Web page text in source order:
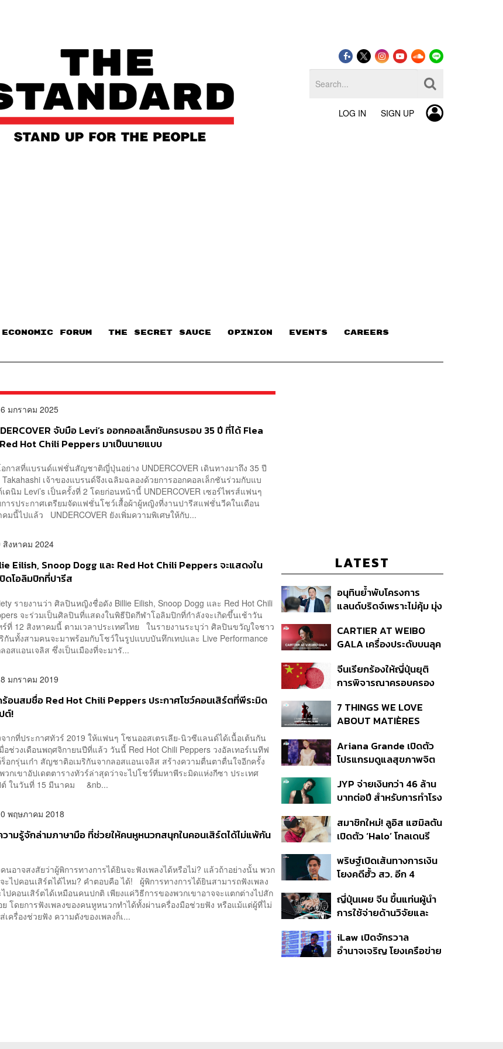
LOG IN SIGN UP
ECONOMIC FORUM THE SECRET SAUCE​ OPINION EVENTS CAREERS
มกราคม 2025
จับมือ Levi’s ออกคอลเล็กชันครบรอบ 35 ปี ที่ได้ Flea
Hot Chili Peppers มาเป็นนายแบบ
กาสที่แบรนด์แฟชั่นสัญชาติญี่ปุ่นอย่าง UNDERCOVER เดินทางมาถึง 35 ปี
Takahashi เจ้าของแบรนด์จึงเฉลิมฉลองด้วยการออกคอลเล็กชันร่วมกับแบ
ดนิม Levi’s เป็นครั้งที่ 2 โดยก่อนหน้านี้ UNDERCOVER เซอร์ไพรส์แฟนๆ
ารประกาศเตรียมจัดแฟชั่นโชว์เสื้อผ้าผู้หญิงที่งานปารีสแฟชั่นวีคในเดือน
มนี้ไปแล้ว UNDERCOVER ยังเพิ่มความพิเศษให้กับ...
สิงหาคม 2024
Eilish, Snoop Dogg และ Red Hot Chili Peppers จะแสดงใน
ดโอลิมปิกที่ปารีส
รายงานว่า ศิลปินหญิงชื่อดัง Billie Eilish, Snoop Dogg และ Red Hot Chili
จะร่วมเป็นศิลปินที่แสดงในพิธีปิดกีฬาโอลิมปิกที่กำลังจะเกิดขึ้นเช้าวัน
ที่ 12 สิงหาคมนี้ ตามเวลาประเทศไทย ในรายงานระบุว่า ศิลปินขวัญใจชาว
กันทั้งสามคนจะมาพร้อมกับโชว์ในรูปแบบบันทึกเทปและ Live Performance
อสแอนเจลิส ซึ่งเป็นเมืองที่จะมารั...
มกราคม 2019
ร้อนสมชื่อ Red Hot Chili Peppers ประกาศโชว์คอนเสิร์ตที่พีระมิด
ต์!
ากที่ประกาศทัวร์ 2019 ให้แฟนๆ โซนออสเตรเลีย-นิวซีแลนด์ได้เนื้อเต้นกัน
อช่วงเดือนพฤศจิกายนปีที่แล้ว วันนี้ Red Hot Chili Peppers วงอัลเทอร์เนทีฟ
อกรุ่นเก๋า สัญชาติอเมริกันจากลอสแอนเจลิส สร้างความตื่นตาตื่นใจอีกครั้ง
วกเขาอัปเดตตารางทัวร์ล่าสุดว่าจะไปโชว์ที่มหาพีระมิดแห่งกีซา ประเทศ
ต์ ในวันที่ 15 มีนาคม &nb...
พฤษภาคม 2018
วามรู้จักล่ามภาษามือ ที่ช่วยให้คนหูหนวกสนุกในคอนเสิร์ตได้ไม่แพ้กัน
นอาจสงสัยว่าผู้พิการทางการได้ยินจะฟังเพลงได้หรือไม่? แล้วถ้าอย่างนั้น พวก
ะไปคอนเสิร์ตได้ไหม? คำตอบคือ ได้! ผู้พิการทางการได้ยินสามารถฟังเพลง
ปคอนเสิร์ตได้เหมือนคนปกติ เพียงแค่วิธีการของพวกเขาอาจจะแตกต่างไปสัก
โดยการฟังเพลงของคนหูหนวกทำได้ทั้งผ่านครื่องมือช่วยฟัง หรือแม้แต่ผู้ที่ไม่
เครื่องช่วยฟัง ความดังของเพลงก็เ...
LATEST
อนุทินย้ำพับโครงการ
แลนด์บริดจ์เพราะไม่คุ้ม มุ่ง
รองรับอ่าวไทย-อันดามัน
CARTIER AT WEIBO
GALA เครื่องประดับบนลุค
สำคัญ
จีนเรียกร้องให้ญี่ปุ่นยุติ
การพิจารณาครอบครอง
7 THINGS WE LOVE
ABOUT MATIÈRES
Ariana Grande เปิดตัว
โปรแกรมดูแลสุขภาพจิต
ดนตรี
JYP จ่ายเงินกว่า 46 ล้าน
บาทต่อปี สำหรับการทำโรง
สมาชิกใหม่! ลูอิส แฮมิลตัน
เปิดตัว ‘Halo’ โกลเดนรี
พริษฐ์เปิดเส้นทางการเงิน
โยงคดีฮั้ว สว. อีก 4
อำนาจเจริญโอนเงินให้เจ้า
หน้าที่ กกต. ฝ่ายสืบสวน
ญี่ปุ่นเผย จีน ขึ้นแท่นผู้นำ
การใช้จ่ายด้านวิจัยและ
งานวิจัยถูกอ้างอิงสูงสุด
แซงสหรัฐฯ
iLaw เปิดจักรวาล
อำนาจเจริญ โยงเครือข่าย